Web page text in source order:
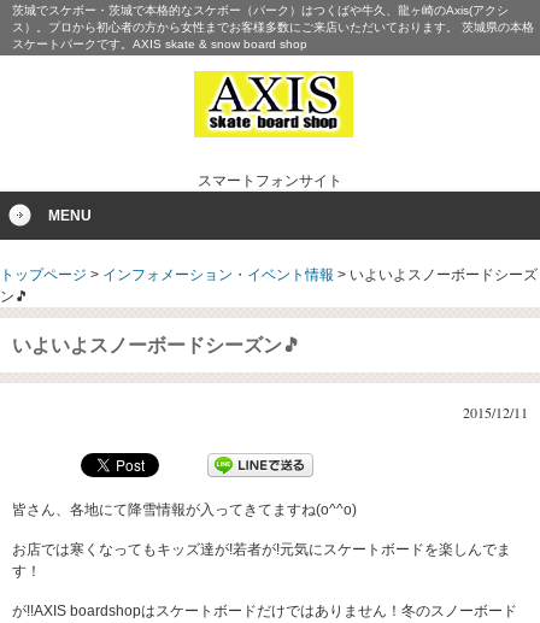
茨城でスケボー・茨城で本格的なスケボー（パーク）はつくばや牛久、龍ヶ崎のAxis(アクシ
ス）。プロから初心者の方から女性までお客様多数にご来店いただいております。 茨城県の本格
スケートパークです。AXIS skate & snow board shop
スマートフォンサイト
MENU
トップページ > インフォメーション・イベント情報 > いよいよスノーボードシーズ
ン🎵
いよいよスノーボードシーズン🎵
2015/12/11
皆さん、各地にて降雪情報が入ってきてますね(o^^o)
お店では寒くなってもキッズ達が!若者が!元気にスケートボードを楽しんでま
す！
が!!AXIS boardshopはスケートボードだけではありません！ 冬のスノーボード